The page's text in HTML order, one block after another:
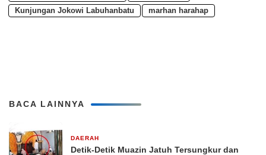
Kunjungan Jokowi Labuhanbatu
marhan harahap
BACA LAINNYA
DAERAH
Detik-Detik Muazin Jatuh Tersungkur dan